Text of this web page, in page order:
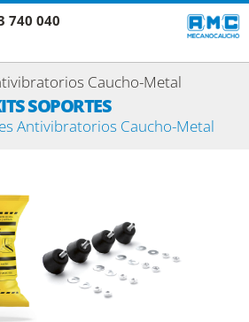
740 040
Caucho-Metal
SOPORTES
Antivibratorios Caucho-Metal